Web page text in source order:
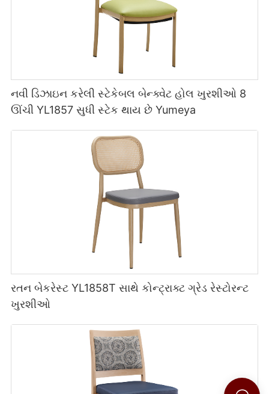
નવી ડિઝાઇન કરેલી સ્ટેકેબલ બેન્ક્વેટ હોલ ખુરશીઓ 8
ઊંચી YL1857 સુધી સ્ટેક થાય છે Yumeya
રતન બેકરેસ્ટ YL1858T સાથે કોન્ટ્રાક્ટ ગ્રેડ રેસ્ટોરન્ટ
ખુરશીઓ